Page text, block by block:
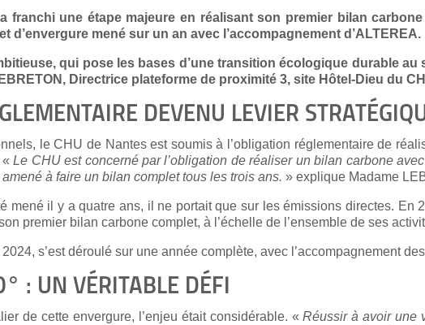
franchi une étape majeure en réalisant son premier bilan
d’envergure mené sur un an avec l’accompagnement d’ALTEREA.
qui pose les bases d’une transition écologique durable au
Directrice plateforme de proximité 3, site Hôtel-Dieu du
DEVENU LEVIER
le CHU de Nantes est soumis à l’obligation réglementaire de
Le CHU est concerné par l’obligation de réaliser un bilan carbone
à faire un bilan complet tous les trois ans. » explique Madame
mené il y a quatre ans, il ne portait que sur les émissions directes. En
premier bilan carbone complet, à l’échelle de l’ensemble de ses
s’est déroulé sur une année complète, avec l’accompagnement
: UN VÉRITABLE DÉFI
de cette envergure, l’enjeu était considérable. «Réussir à avoir une